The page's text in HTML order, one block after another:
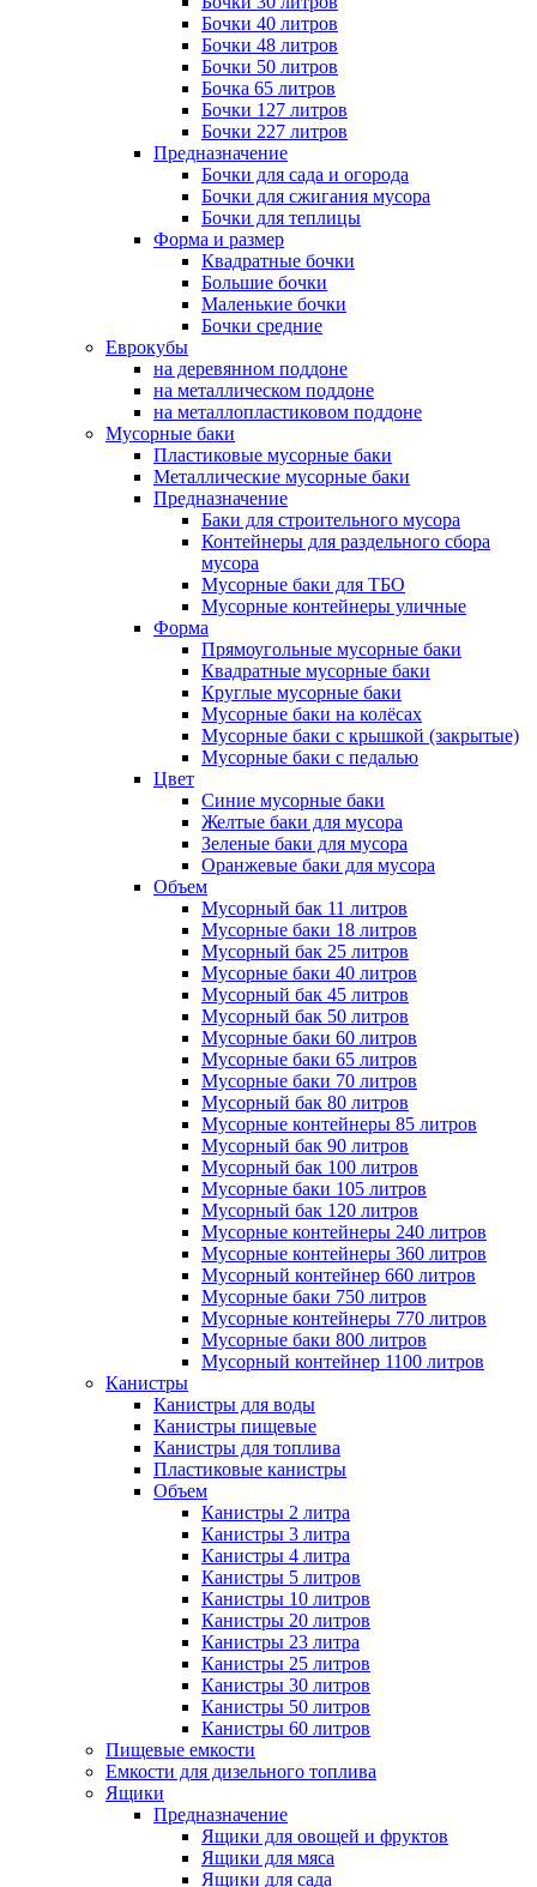
Бочки 40 литров
Бочки 48 литров
Бочки 50 литров
Бочка 65 литров
Бочки 127 литров
Бочки 227 литров
Предназначение
Бочки для сада и огорода
Бочки для сжигания мусора
Бочки для теплицы
Форма и размер
Квадратные бочки
Большие бочки
Маленькие бочки
Бочки средние
Еврокубы
на деревянном поддоне
на металлическом поддоне
на металлопластиковом поддоне
Мусорные баки
Пластиковые мусорные баки
Металлические мусорные баки
Предназначение
Баки для строительного мусора
Контейнеры для раздельного сбора
мусора
Мусорные баки для ТБО
Мусорные контейнеры уличные
Форма
Прямоугольные мусорные баки
Квадратные мусорные баки
Круглые мусорные баки
Мусорные баки на колёсах
Мусорные баки с крышкой (закрытые)
Мусорные баки с педалью
Цвет
Синие мусорные баки
Желтые баки для мусора
Зеленые баки для мусора
Оранжевые баки для мусора
Объем
Мусорный бак 11 литров
Мусорные баки 18 литров
Мусорный бак 25 литров
Мусорные баки 40 литров
Мусорный бак 45 литров
Мусорный бак 50 литров
Мусорные баки 60 литров
Мусорные баки 65 литров
Мусорные баки 70 литров
Мусорный бак 80 литров
Мусорные контейнеры 85 литров
Мусорный бак 90 литров
Мусорный бак 100 литров
Мусорные баки 105 литров
Мусорный бак 120 литров
Мусорные контейнеры 240 литров
Мусорные контейнеры 360 литров
Мусорный контейнер 660 литров
Мусорные баки 750 литров
Мусорные контейнеры 770 литров
Мусорные баки 800 литров
Мусорный контейнер 1100 литров
Канистры
Канистры для воды
Канистры пищевые
Канистры для топлива
Пластиковые канистры
Объем
Канистры 2 литра
Канистры 3 литра
Канистры 4 литра
Канистры 5 литров
Канистры 10 литров
Канистры 20 литров
Канистры 23 литра
Канистры 25 литров
Канистры 30 литров
Канистры 50 литров
Канистры 60 литров
Пищевые емкости
Емкости для дизельного топлива
Ящики
Предназначение
Ящики для овощей и фруктов
Ящики для мяса
Ящики для сада